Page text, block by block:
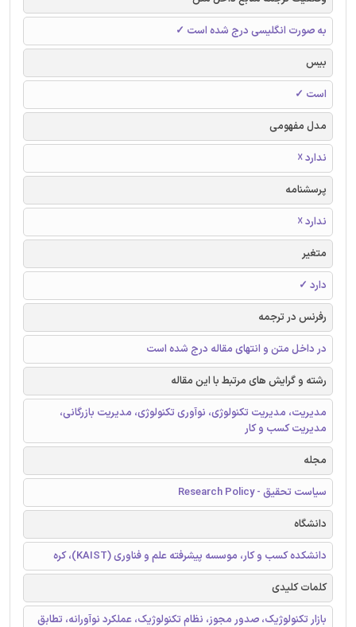
به صورت انگلیسی درج شده است ✓
بیس
است ✓
مدل مفهومی
ندارد ☓
پرسشنامه
ندارد ☓
متغیر
دارد ✓
رفرنس در ترجمه
در داخل متن و انتهای مقاله درج شده است
رشته و گرایش های مرتبط با این مقاله
مدیریت، مدیریت تکنولوژی، نوآوری تکنولوژی، مدیریت بازرگانی،
مدیریت کسب و کار
مجله
سیاست تحقیق - Research Policy
دانشگاه
دانشکده کسب و کار، موسسه پیشرفته علم و فناوری (KAIST)، کره
کلمات کلیدی
بازار تکنولوژیک، صدور مجوز، نظام تکنولوژیک، عملکرد نوآورانه، تطابق